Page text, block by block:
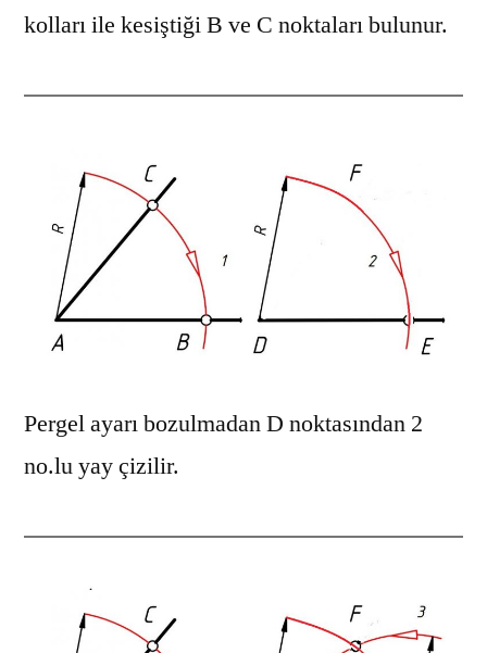
kolları ile kesiştiği B ve C noktaları bulunur.
Pergel ayarı bozulmadan D noktasından 2
no.lu yay çizilir.